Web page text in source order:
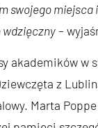
swojego
wdzięczny–
akademików
z
Marta